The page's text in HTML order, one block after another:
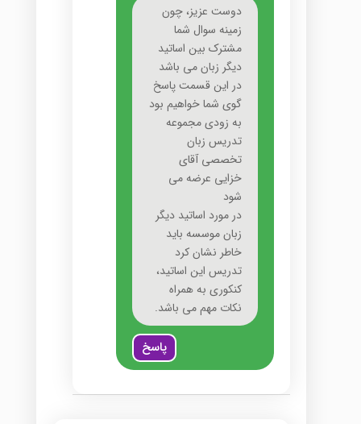
دوست عزیز، چون
زمینه سوال شما
مشترک بین اساتید
دیگر زبان می باشد
در این قسمت پاسخ
گوی شما خواهیم بود
به زودی مجموعه
تدریس زبان
تخصصی آقای
خزایی عرضه می
شود
در مورد اساتید دیگر
زبان موسسه باید
خاطر نشان کرد
تدریس این اساتید،
کنکوری به همراه
نکات مهم می باشد.
پاسخ